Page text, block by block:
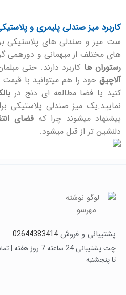
کاربرد میز صندلی پلیمری و
ست میز و صندلی های پلاستیکی
های مختلف از میهمانی و دورهمی
رستوران ها کاربرد دارند. حتی
آلاچیق خود را هم میتوانید با
کنید یا فضا مطالعه ای دنج در
نمایید.یک میز صندلی
پیشنهاد میشوند چرا کهفضای
دلنشین تر از قبل میشود.
پشتیبانی و فروش 02644383414
تا پنجشنبه